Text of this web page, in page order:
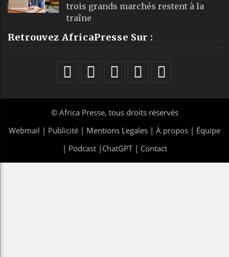
trois grands marchés restent à la
traîne
Retrouvez AfricaPresse Sur :
© Africa Presse, tous droits réservés
Webmail | Publicité | Mentions Legales | À propos | Équipe
| Podcast| ChatGPT| Contact